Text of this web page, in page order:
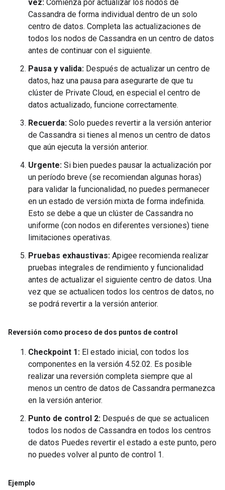
vez: Comienza por actualizar los nodos de
Cassandra de forma individual dentro de un solo
centro de datos. Completa las actualizaciones de
todos los nodos de Cassandra en un centro de datos
antes de continuar con el siguiente.
Pausa y valida: Después de actualizar un centro de
datos, haz una pausa para asegurarte de que tu
clúster de Private Cloud, en especial el centro de
datos actualizado, funcione correctamente.
Recuerda: Solo puedes revertir a la versión anterior
de Cassandra si tienes al menos un centro de datos
que aún ejecuta la versión anterior.
Urgente: Si bien puedes pausar la actualización por
un período breve (se recomiendan algunas horas)
para validar la funcionalidad, no puedes permanecer
en un estado de versión mixta de forma indefinida.
Esto se debe a que un clúster de Cassandra no
uniforme (con nodos en diferentes versiones) tiene
limitaciones operativas.
Pruebas exhaustivas: Apigee recomienda realizar
pruebas integrales de rendimiento y funcionalidad
antes de actualizar el siguiente centro de datos. Una
vez que se actualicen todos los centros de datos, no
se podrá revertir a la versión anterior.
Reversión como proceso de dos puntos de control
Checkpoint 1: El estado inicial, con todos los
componentes en la versión 4.52.02. Es posible
realizar una reversión completa siempre que al
menos un centro de datos de Cassandra permanezca
en la versión anterior.
Punto de control 2: Después de que se actualicen
todos los nodos de Cassandra en todos los centros
de datos Puedes revertir el estado a este punto, pero
no puedes volver al punto de control 1.
Ejemplo